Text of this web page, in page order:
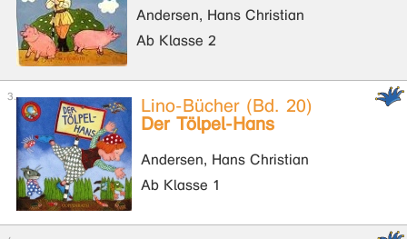
Andersen, Hans Christian
Ab Klasse 2
Lino-Bücher (Bd. 20)
Der Tölpel-Hans
Andersen, Hans Christian
Ab Klasse 1